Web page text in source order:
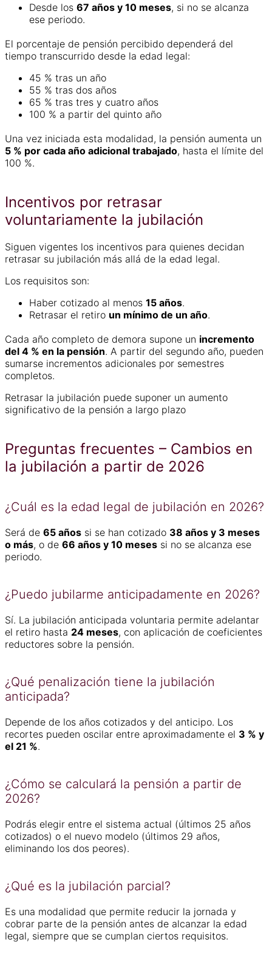
Desde los 67 años y 10 meses, si no se alcanza
ese periodo.
El porcentaje de pensión percibido dependerá del
tiempo transcurrido desde la edad legal:
45 % tras un año
55 % tras dos años
65 % tras tres y cuatro años
100 % a partir del quinto año
Una vez iniciada esta modalidad, la pensión aumenta un
5 % por cada año adicional trabajado, hasta el límite del
100 %.
Incentivos por retrasar
voluntariamente la jubilación
Siguen vigentes los incentivos para quienes decidan
retrasar su jubilación más allá de la edad legal.
Los requisitos son:
Haber cotizado al menos 15 años.
Retrasar el retiro un mínimo de un año.
Cada año completo de demora supone un incremento
del 4 % en la pensión. A partir del segundo año, pueden
sumarse incrementos adicionales por semestres
completos.
Retrasar la jubilación puede suponer un aumento
significativo de la pensión a largo plazo
Preguntas frecuentes – Cambios en
la jubilación a partir de 2026
¿Cuál es la edad legal de jubilación en 2026?
Será de 65 años si se han cotizado 38 años y 3 meses
o más, o de 66 años y 10 meses si no se alcanza ese
periodo.
¿Puedo jubilarme anticipadamente en 2026?
Sí. La jubilación anticipada voluntaria permite adelantar
el retiro hasta 24 meses, con aplicación de coeficientes
reductores sobre la pensión.
¿Qué penalización tiene la jubilación
anticipada?
Depende de los años cotizados y del anticipo. Los
recortes pueden oscilar entre aproximadamente el 3 % y
el 21 %.
¿Cómo se calculará la pensión a partir de
2026?
Podrás elegir entre el sistema actual (últimos 25 años
cotizados) o el nuevo modelo (últimos 29 años,
eliminando los dos peores).
¿Qué es la jubilación parcial?
Es una modalidad que permite reducir la jornada y
cobrar parte de la pensión antes de alcanzar la edad
legal, siempre que se cumplan ciertos requisitos.